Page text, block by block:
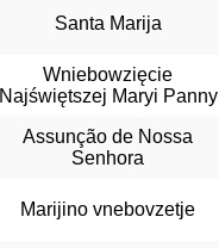
Santa Marija
Wniebowzięcie
Najświętszej Maryi Panny
Assunção de Nossa
Senhora
Marijino vnebovzetje